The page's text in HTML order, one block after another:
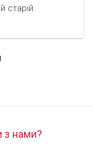
старій
з нами?